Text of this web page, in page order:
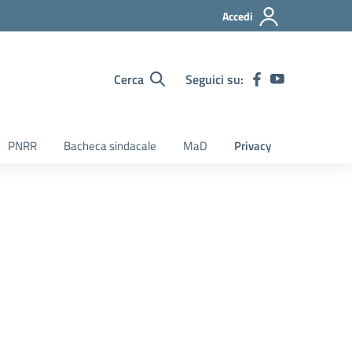
Accedi
Cerca Seguici su:
PNRR Bacheca sindacale MaD Privacy